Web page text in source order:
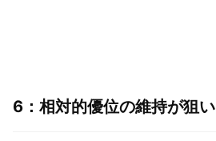
6：相対的優位の維持が狙い